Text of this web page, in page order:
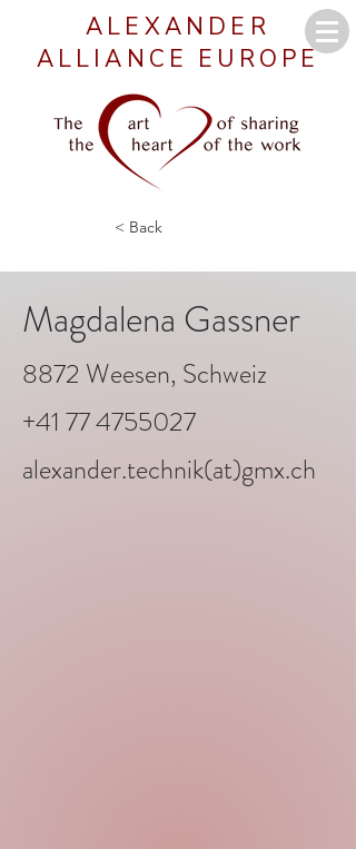
ALEXANDER
ALLIANCE EUROPE
< Back
Magdalena Gassner
8872 Weesen, Schweiz
+41 77 4755027
alexander.technik(at)gmx.ch